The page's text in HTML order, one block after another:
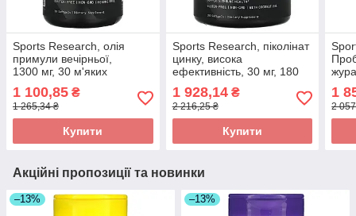
Sports Research, олія
примули вечірньої,
1300 мг, 30 м'яких
желатинових капсул
оригінал
1 100,85 ₴
1 265,34 ₴
Купити
Sports Research, піколінат
цинку, висока
ефективність, 30 мг, 180
капсул оригінал
1 928,14₴
2 216,25 ₴
Купити
30
1
2
Акційні пропозиції та новинки
–13% –13%